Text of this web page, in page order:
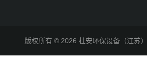
版权所有 © 2026 杜安环保设备（江